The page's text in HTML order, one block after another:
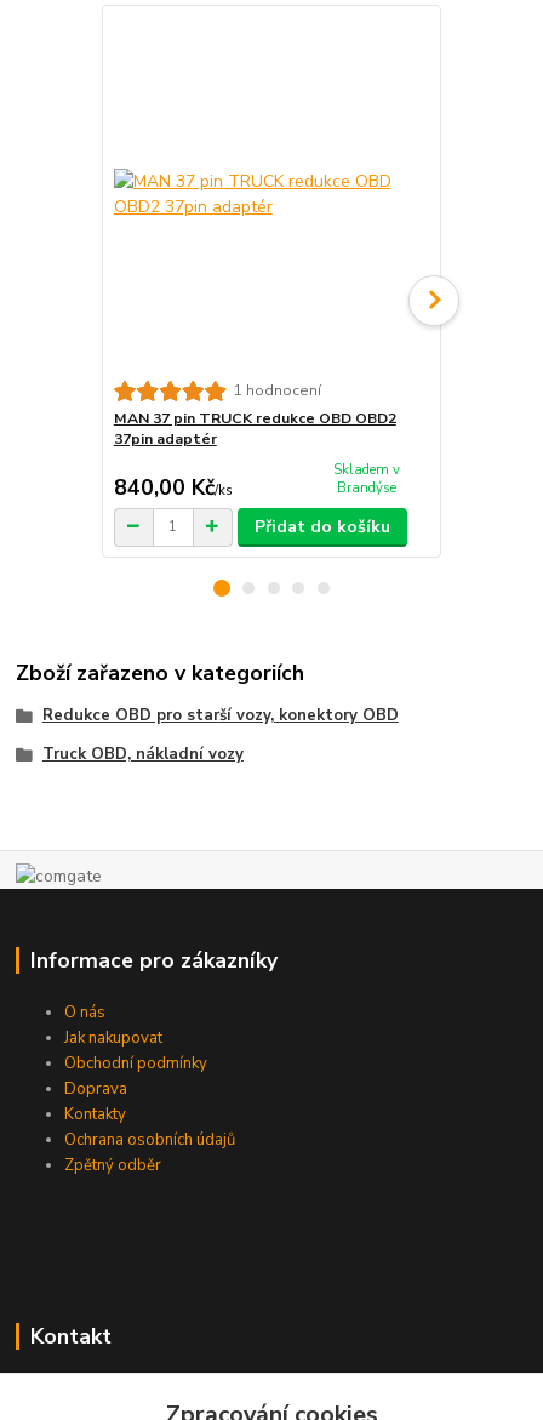
1 hodnocení
MAN 37 pin TRUCK redukce OBD OBD2
37pin adaptér
840,00 Kč/ks
Skladem v
Brandýse
Přidat do košíku
Zboží zařazeno v kategoriích
Redukce OBD pro starší vozy, konektory OBD
Truck OBD, nákladní vozy
Informace pro zákazníky
O nás
Jak nakupovat
Obchodní podmínky
Doprava
Kontakty
Ochrana osobních údajů
Zpětný odběr
Kontakt